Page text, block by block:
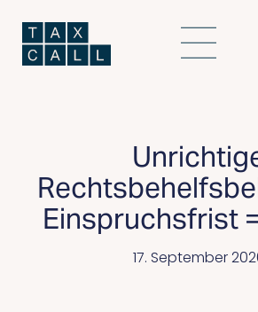
Einspruchsfrist
17. September